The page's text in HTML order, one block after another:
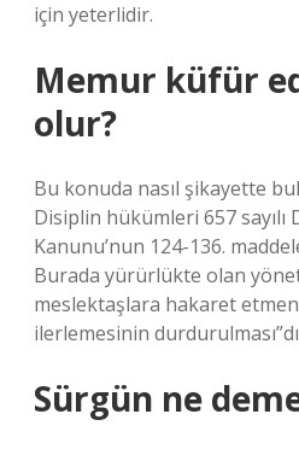
için yeterlidir.
Memur küfür
olur?
Bu konuda nasıl şikayette
Disiplin hükümleri 657 sayılı
Kanunu’nun 124-136.
Burada yürürlükte olan
meslektaşlara hakaret
ilerlemesinin
Sürgün ne